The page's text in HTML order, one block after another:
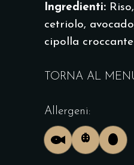
Ingredienti:
cetriolo,
cipolla
TORNA AL
Allergeni: